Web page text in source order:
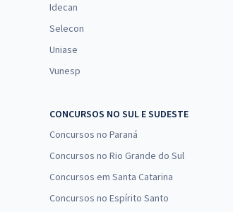
Idecan
Selecon
Uniase
Vunesp
CONCURSOS NO SUL E SUDESTE
Concursos no Paraná
Concursos no Rio Grande do Sul
Concursos em Santa Catarina
Concursos no Espírito Santo